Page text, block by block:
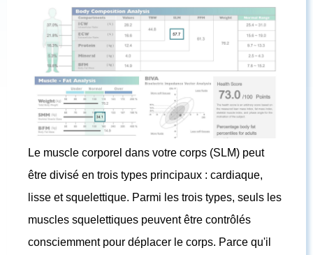
Le muscle corporel dans votre corps (SLM) peut
être divisé en trois types principaux : cardiaque,
lisse et squelettique. Parmi les trois types, seuls les
muscles squelettiques peuvent être contrôlés
consciemment pour déplacer le corps. Parce qu'il